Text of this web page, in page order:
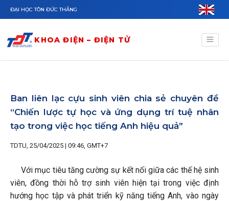
Nhảy đến nội dung
ĐẠI HỌC TÔN ĐỨC THẮNG
KHOA ĐIỆN – ĐIỆN TỬ
Ban liên lạc cựu sinh viên chia sẻ chuyên đề
“Chiến lược tự học và ứng dụng trí tuệ nhân
tạo trong việc học tiếng Anh hiệu quả”
TDTU, 25/04/2025 | 09:46, GMT+7
Với mục tiêu tăng cường sự kết nối giữa các thế hệ sinh
viên, đồng thời hỗ trợ sinh viên hiện tại trong việc định
hướng học tập và phát triển kỹ năng tiếng Anh, vào ngày